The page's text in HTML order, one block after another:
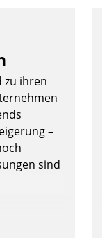
zu ihren
–
sind